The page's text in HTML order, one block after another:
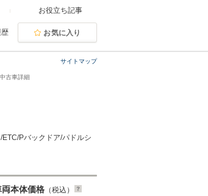
お役立ち記事
歴 お気に入り
サイトマップ
古車詳細
Pバックドア/パドルシ
両本体価格 （税込）